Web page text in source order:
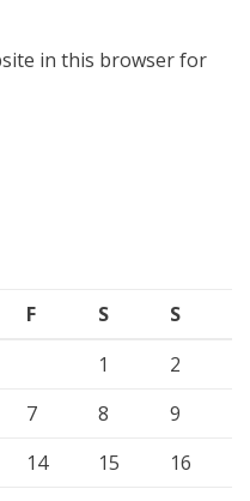
in this browser for
F S
S
1
2
7 8
9
14 15
16